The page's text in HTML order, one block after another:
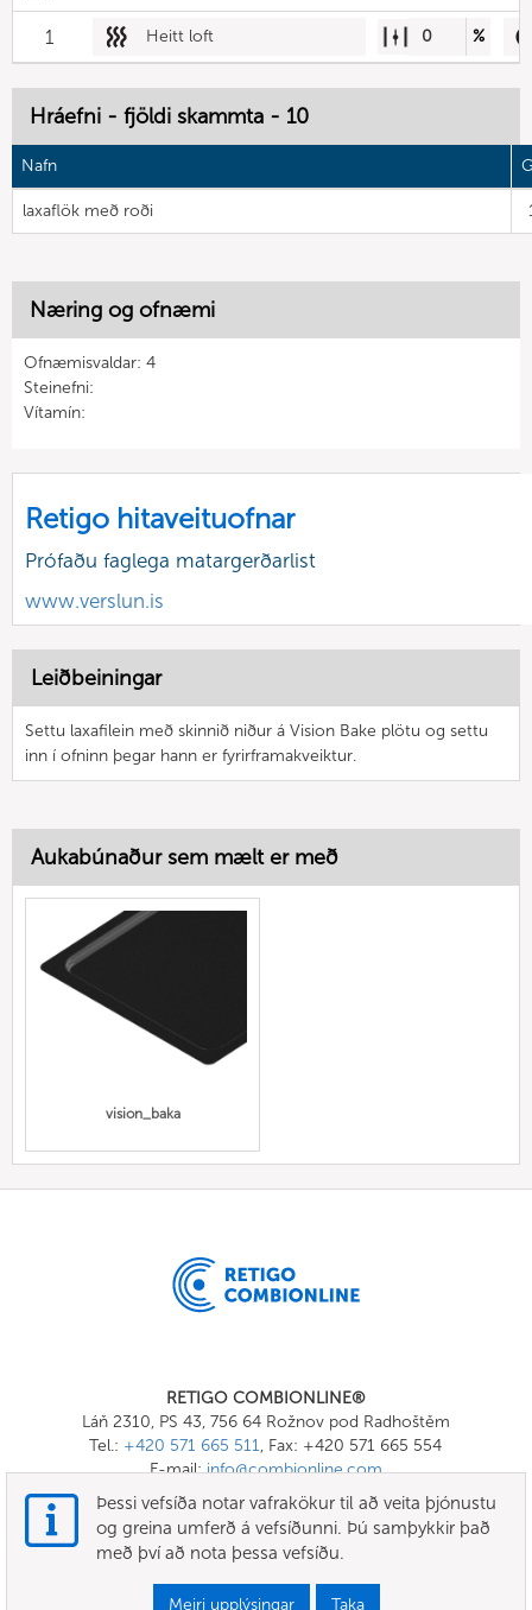
1 Heitt loft 0 %
Hráefni - fjöldi skammta - 10
Nafn
laxaflök með roði
Næring og ofnæmi
Ofnæmisvaldar: 4
Steinefni:
Vítamín:
Retigo hitaveituofnar
Prófaðu faglega matargerðarlist
www.verslun.is
Leiðbeiningar
Settu laxafilein með skinnið niður á Vision Bake plötu og settu
inn í ofninn þegar hann er fyrirframakveiktur.
Aukabúnaður sem mælt er með
vision_baka
RETIGO COMBIONLINE®
Láň 2310, PS 43, 756 64 Rožnov pod Radhoštěm
Tel.: +420 571 665 511, Fax: +420 571 665 554
E-mail:info@combionline.com
OnlineMenu
SKILMÁLAR OG SKILYRÐI
Þessi vefsíða notar vafrakökur til að veita þjónustu
og greina umferð á vefsíðunni. Þú samþykkir það
með því að nota þessa vefsíðu.
Meiri upplýsingar Taka